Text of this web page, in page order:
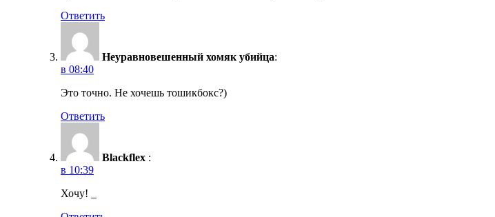
Ответить
Неуравновешенный хомяк убийца:
в 08:40
Это точно. Не хочешь тошикбокс?)
Ответить
Blackflex :
в 10:39
Хочу! _